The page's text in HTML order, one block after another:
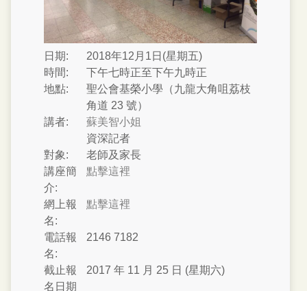
日期:
2018年12月1日(星期五)
時間:
下午七時正至下午九時正
地點:
聖公會基榮小學（九龍大角咀荔枝
角道 23 號）
講者:
蘇美智小姐
資深記者
對象:
老師及家長
講座簡
介:
點擊這裡
網上報
名:
點擊這裡
電話報
名:
2146 7182
截止報
名日期
2017 年 11 月 25 日 (星期六)